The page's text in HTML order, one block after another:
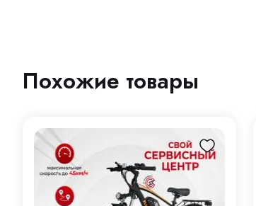
Похожие товары